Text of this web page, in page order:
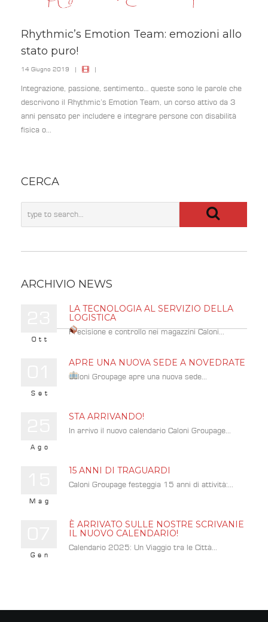
Rhythmic’s Emotion Team: emozioni allo
stato puro!
14 Giugno 2019 | |
Integrazione, passione, sentimento… queste sono le parole che
descrivono il Rhythmic’s Emotion Team, un corso attivo da 3
anni pensato per includere e integrare persone con disabilità
fisica o...
CERCA
ARCHIVIO NEWS
Ott
LA TECNOLOGIA AL SERVIZIO DELLA
LOGISTICA
Precisione e controllo nei magazzini Caloni...
Set
APRE UNA NUOVA SEDE A NOVEDRATE
Caloni Groupage apre una nuova sede...
Ago
STA ARRIVANDO!
In arrivo il nuovo calendario Caloni Groupage...
Mag
15 ANNI DI TRAGUARDI
Caloni Groupage festeggia 15 anni di attività:...
Gen
È ARRIVATO SULLE NOSTRE SCRIVANIE
IL NUOVO CALENDARIO!
Calendario 2025: Un Viaggio tra le Città...